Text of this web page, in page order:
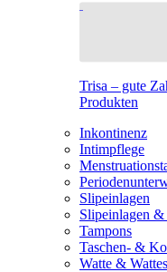
Trisa – gute
Produkten
Inkontinenz
Intimpflege
Slipeinlagen
Slipeinlagen
Tampons
Taschen- &
Watte &